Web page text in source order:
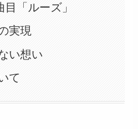
「ルーズ」
実現
い想い
て